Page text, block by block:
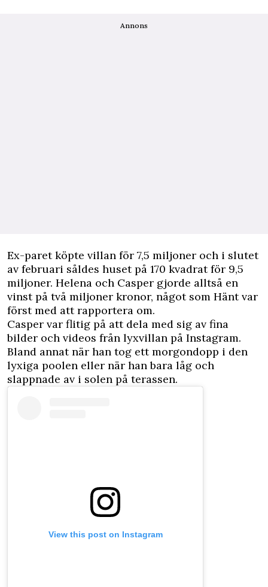
Annons
Ex-paret köpte villan för 7,5 miljoner och i slutet
av februari såldes huset på 170 kvadrat för 9,5
miljoner. Helena och Casper gjorde alltså en
vinst på två miljoner kronor, något som Häntvar
först med att rapportera om.
Casper var flitig på att dela med sig av fina
bilder och videos från lyxvillan på Instagram.
Bland annat när han tog ett morgondopp i den
lyxiga poolen eller när han bara låg och
slappnade av i solen på terassen.
View this post on Instagram